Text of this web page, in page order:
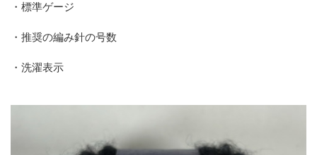
・標準ゲージ
・推奨の編み針の号数
・洗濯表示